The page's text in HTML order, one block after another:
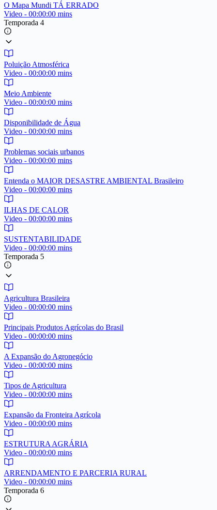
O Mapa Mundi TÁ ERRADO
Video - 00:00:00 mins
Temporada 4
Poluição Atmosférica
Video - 00:00:00 mins
Meio Ambiente
Video - 00:00:00 mins
Disponibilidade de Água
Video - 00:00:00 mins
Problemas sociais urbanos
Video - 00:00:00 mins
Entenda o MAIOR DESASTRE AMBIENTAL Brasileiro
Video - 00:00:00 mins
ILHAS DE CALOR
Video - 00:00:00 mins
SUSTENTABILIDADE
Video - 00:00:00 mins
Temporada 5
Agricultura Brasileira
Video - 00:00:00 mins
Principais Produtos Agrícolas do Brasil
Video - 00:00:00 mins
A Expansão do Agronegócio
Video - 00:00:00 mins
Tipos de Agricultura
Video - 00:00:00 mins
Expansão da Fronteira Agrícola
Video - 00:00:00 mins
ESTRUTURA AGRÁRIA
Video - 00:00:00 mins
ARRENDAMENTO E PARCERIA RURAL
Video - 00:00:00 mins
Temporada 6